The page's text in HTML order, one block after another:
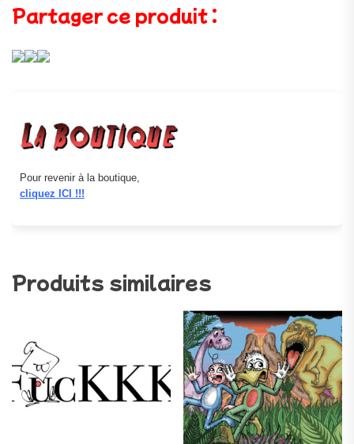
Partager ce produit :
Pour revenir à la boutique,
cliquez ICI !!!
Produits similaires